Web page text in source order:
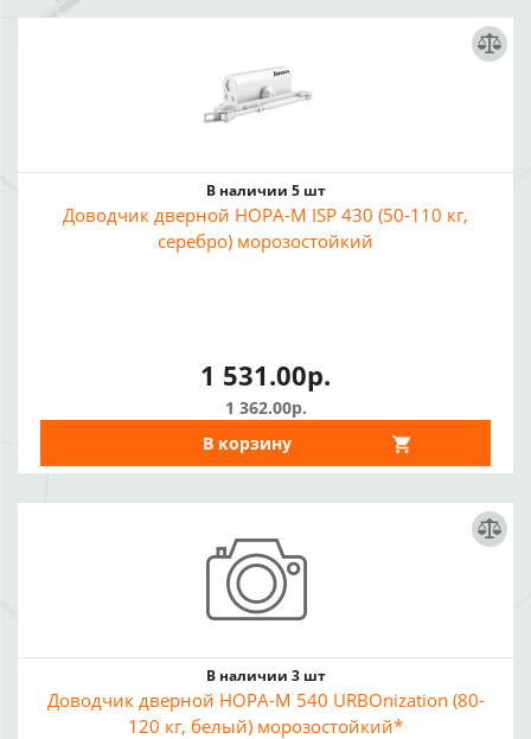
В наличии 5 шт
Доводчик дверной НОРА-М ISP 430 (50-110 кг,
серебро) морозостойкий
1 531.00р.
1 362.00р.
В корзину
В наличии 3 шт
Доводчик дверной НОРА-М 540 URBOnization (80-
120 кг, белый) морозостойкий*